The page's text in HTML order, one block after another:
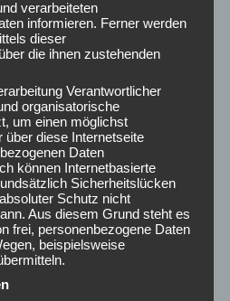
verarbeiteten
informieren. Ferner werden
dieser
die ihnen zustehenden
Verantwortlicher
organisatorische
um einen möglichst
diese Internetseite
Daten
können Internetbasierte
Sicherheitslücken
Schutz nicht
Aus diesem Grund steht es
frei, personenbezogene Daten
beispielsweise